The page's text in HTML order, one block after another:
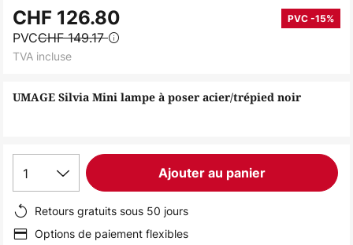
to
the
beginning
the
UMAGE Silvia Mini lampe à poser acier/trépied noir
CHF 126.80 PVC -15%
PVCCHF 149.17
TVA incluse
1 Ajouter au panier
Retours gratuits sous 50 jours
Options de paiement flexibles